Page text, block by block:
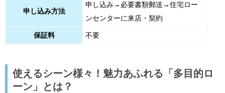
申し込み方法
申し込み→必要書類郵送→住宅ロー
ンセンターに来店・契約
保証料 不要
使えるシーン様々！魅力あふれる「多目的ロ
ーン」とは？